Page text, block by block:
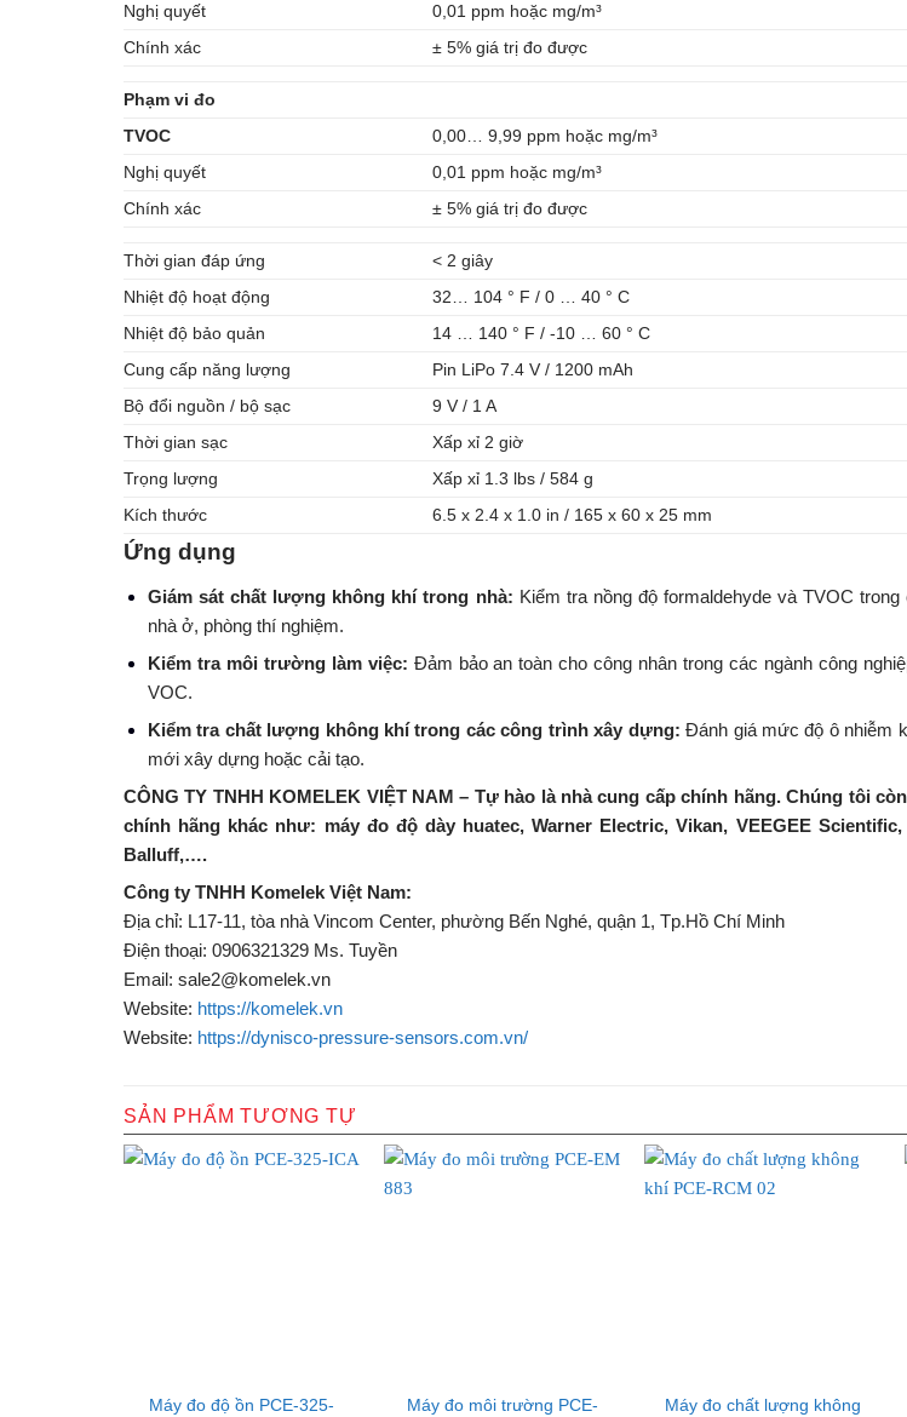
Nghị quyết
0,01 ppm hoặc mg/m³
Chính xác
± 5% giá trị đo được
Phạm vi đo
TVOC
0,00… 9,99 ppm hoặc mg/m³
Nghị quyết
0,01 ppm hoặc mg/m³
Chính xác
± 5% giá trị đo được
Thời gian đáp ứng
< 2 giây
Nhiệt độ hoạt động
32… 104 ° F / 0 … 40 ° C
Nhiệt độ bảo quản
14 … 140 ° F / -10 … 60 ° C
Cung cấp năng lượng
Pin LiPo 7.4 V / 1200 mAh
Bộ đổi nguồn / bộ sạc
9 V / 1 A
Thời gian sạc
Xấp xỉ 2 giờ
Trọng lượng
Xấp xỉ 1.3 lbs / 584 g
Kích thước
6.5 x 2.4 x 1.0 in / 165 x 60 x 25 mm
Ứng dụng
Giám sát chất lượng không khí trong nhà: Kiểm tra nồng độ formaldehyde và TVOC
nhà ở, phòng thí nghiệm.
Kiểm tra môi trường làm việc: Đảm bảo an toàn cho công nhân trong các ngành công
VOC.
Kiểm tra chất lượng không khí trong các công trình xây dựng: Đánh giá mức độ ô nhiễm
mới xây dựng hoặc cải tạo.
CÔNG TY TNHH KOMELEK VIỆT NAM – Tự hào là nhà cung cấp chính hãng. Chúng tôi
chính hãng khác như: máy đo độ dày huatec, Warner Electric, Vikan, VEEGEE Scientific,
Balluff,….
Công ty TNHH Komelek Việt Nam:
Địa chỉ: L17-11, tòa nhà Vincom Center, phường Bến Nghé, quận 1, Tp.Hồ Chí Minh
Điện thoại: 0906321329 Ms. Tuyền
Email: sale2@komelek.vn
Website: https://komelek.vn
Website: https://dynisco-pressure-sensors.com.vn/
SẢN PHẨM TƯƠNG TỰ
Máy đo độ ồn PCE-325-
Máy đo môi trường PCE-
Máy đo chất lượng không